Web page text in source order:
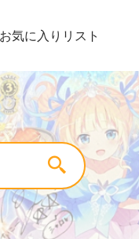
お気に入りリスト